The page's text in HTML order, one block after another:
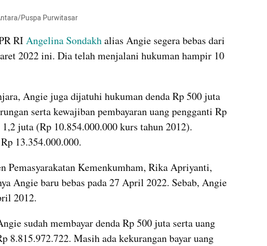
Puspa Purwitasar
RI Angelina Sondakh alias Angie segera bebas dari
2022 ini. Dia telah menjalani hukuman hampir 10
Angie juga dijatuhi hukuman denda Rp 500 juta
serta kewajiban pembayaran uang pengganti Rp
juta (Rp 10.854.000.000 kurs tahun 2012).
13.354.000.000.
Pemasyarakatan Kemenkumham, Rika Apriyanti,
Angie baru bebas pada 27 April 2022. Sebab, Angie
2012.
sudah membayar denda Rp 500 juta serta uang
8.815.972.722. Masih ada kekurangan bayar uang